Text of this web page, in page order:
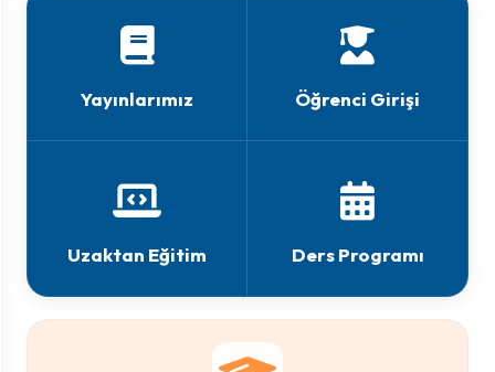
Yayınlarımız Öğrenci Girişi
Uzaktan Eğitim Ders Programı